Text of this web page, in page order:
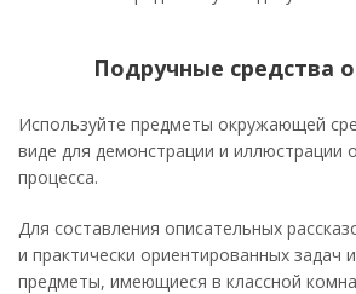
Подручные средства
Используйте предметы окружающей
виде для демонстрации и иллюстрации
процесса.
Для составления описательных
и практически ориентированных задач
предметы, имеющиеся в классной